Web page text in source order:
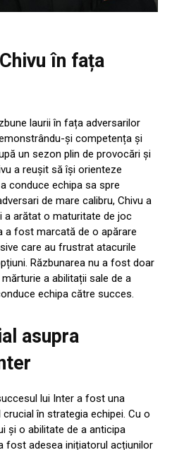
în fața
laurii în fața adversarilor
și competența și
un sezon plin de provocări și
a reușit să își orienteze
conduce echipa sa spre
de mare calibru, Chivu a
arătat o maturitate de joc
a fost marcată de o apărare
care au frustrat atacurile
Răzbunarea nu a fost doar
a abilitații sale de a
echipa către succes.
asupra
lui Inter a fost una
în strategia echipei. Cu o
și o abilitate de a anticipa
fost adesea inițiatorul acțiunilor